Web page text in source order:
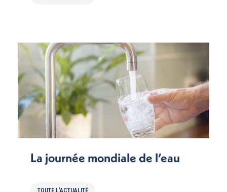
La journée mondiale de l’eau
TOUTE L'ACTUALITÉ